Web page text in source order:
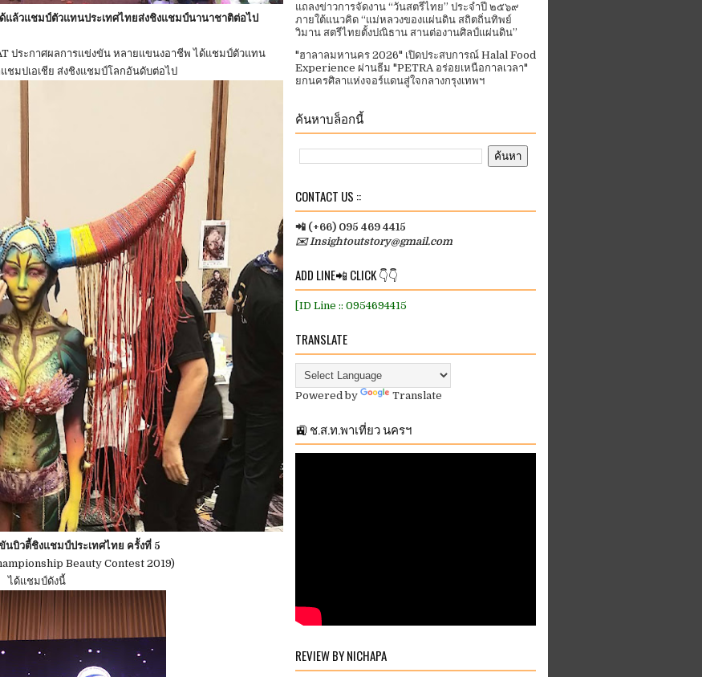
ล้วแชมป์ตัวแทนประเทศไทยส่งชิงแชมป์นานาชาติต่อไป
ประกาศผลการแข่งขัน หลายแขนงอาชีพ ได้แชมป์ตัวแทน
ชมปเอเชีย ส่งชิงแชมป์โลกอันดับต่อไป
นบิวตี้ชิงแชมป์ประเทศไทย ครั้งที่ 5
Beauty Contest 2019)
ได้แชมป์ดังนี้
แถลงข่าวการจัดงาน “วันสตรีไทย” ประจําปี ๒๕๖๙
ภายใต้แนวคิด “แม่หลวงของแผ่นดิน สถิตถิ่นทิพย์
วิมาน สตรีไทยตั้งปณิธาน สานต่องานศิลป์แผ่นดิน”
"ฮาลาลมหานคร 2026" เปิดประสบการณ์ Halal Food
Experience ผ่านธีม "PETRA อร่อยเหนือกาลเวลา"
ยกนครศิลาแห่งจอร์แดนสู่ใจกลางกรุงเทพฯ
ค้นหาบล็อกนี้
CONTACT US ::
📲 (+66) 095 469 4415
✉️ Insightoutstory@gmail.com
ADD LINE📲 CLICK 👇👇
[ID Line :: 0954694415
TRANSLATE
Powered by Translate
🚉 ช.ส.ท.พาเที่ยว นครฯ
REVIEW BY NICHAPA